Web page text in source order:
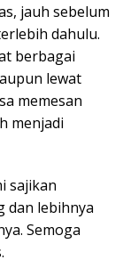
jauh sebelum
dahulu.
berbagai
lewat
memesan
menjadi
sajikan
dan lebihnya
Semoga